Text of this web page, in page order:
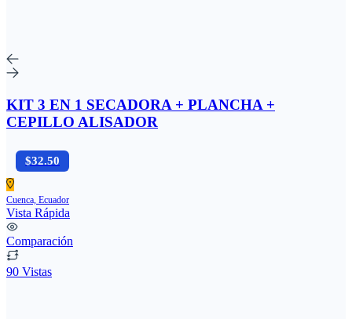
KIT 3 EN 1 SECADORA + PLANCHA +
CEPILLO ALISADOR
$32.50
Cuenca, Ecuador
Vista Rápida
Comparación
90 Vistas